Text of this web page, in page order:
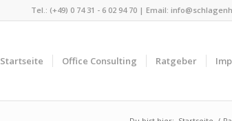
Tel.: (+49) 0 74 31 - 6 02 94 70 | Email:
Startseite Office Consulting Ratgeber